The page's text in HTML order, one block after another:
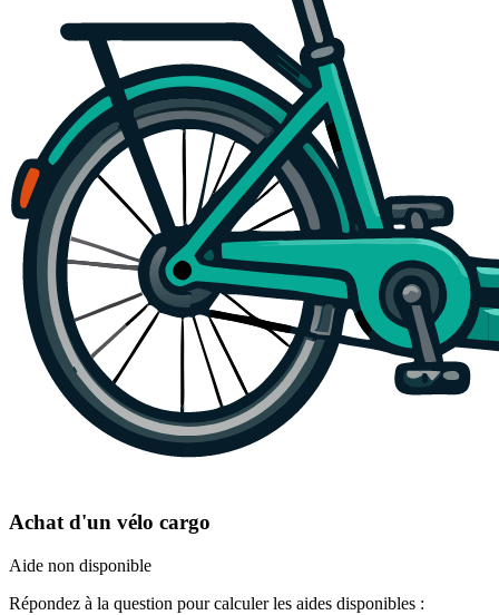
Achat d'un vélo cargo
Aide non disponible
Répondez à la question pour calculer les aides disponibles :